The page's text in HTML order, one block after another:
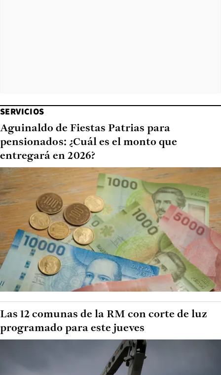
SERVICIOS
Aguinaldo de Fiestas Patrias para
pensionados: ¿Cuál es el monto que
entregará en 2026?
Las 12 comunas de la RM con corte de luz
programado para este jueves